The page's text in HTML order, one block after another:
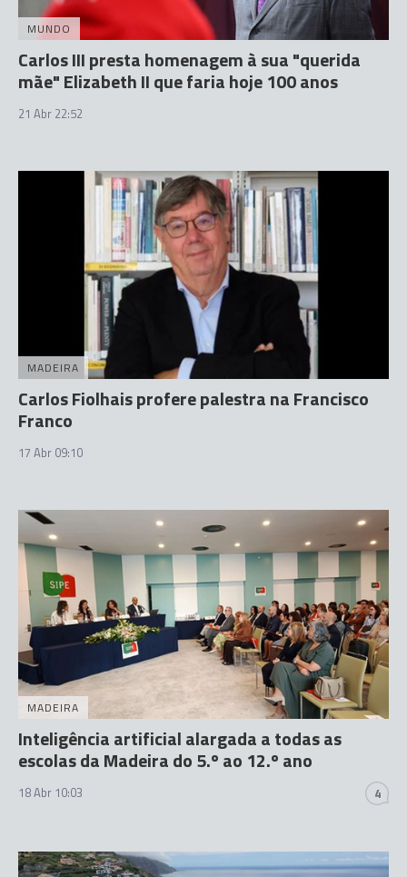
MUNDO
Carlos III presta homenagem à sua "querida
mãe" Elizabeth II que faria hoje 100 anos
21 Abr 22:52
MADEIRA
Carlos Fiolhais profere palestra na Francisco
Franco
17 Abr 09:10
MADEIRA
Inteligência artificial alargada a todas as
escolas da Madeira do 5.º ao 12.º ano
18 Abr 10:03 4